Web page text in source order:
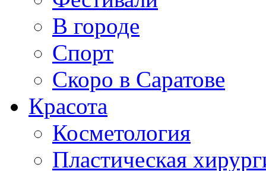
В городе
Спорт
Скоро в Саратове
Красота
Косметология
Пластическая